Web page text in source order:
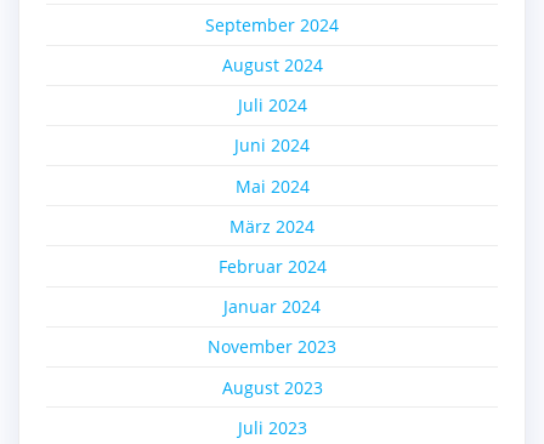
September 2024
August 2024
Juli 2024
Juni 2024
Mai 2024
März 2024
Februar 2024
Januar 2024
November 2023
August 2023
Juli 2023